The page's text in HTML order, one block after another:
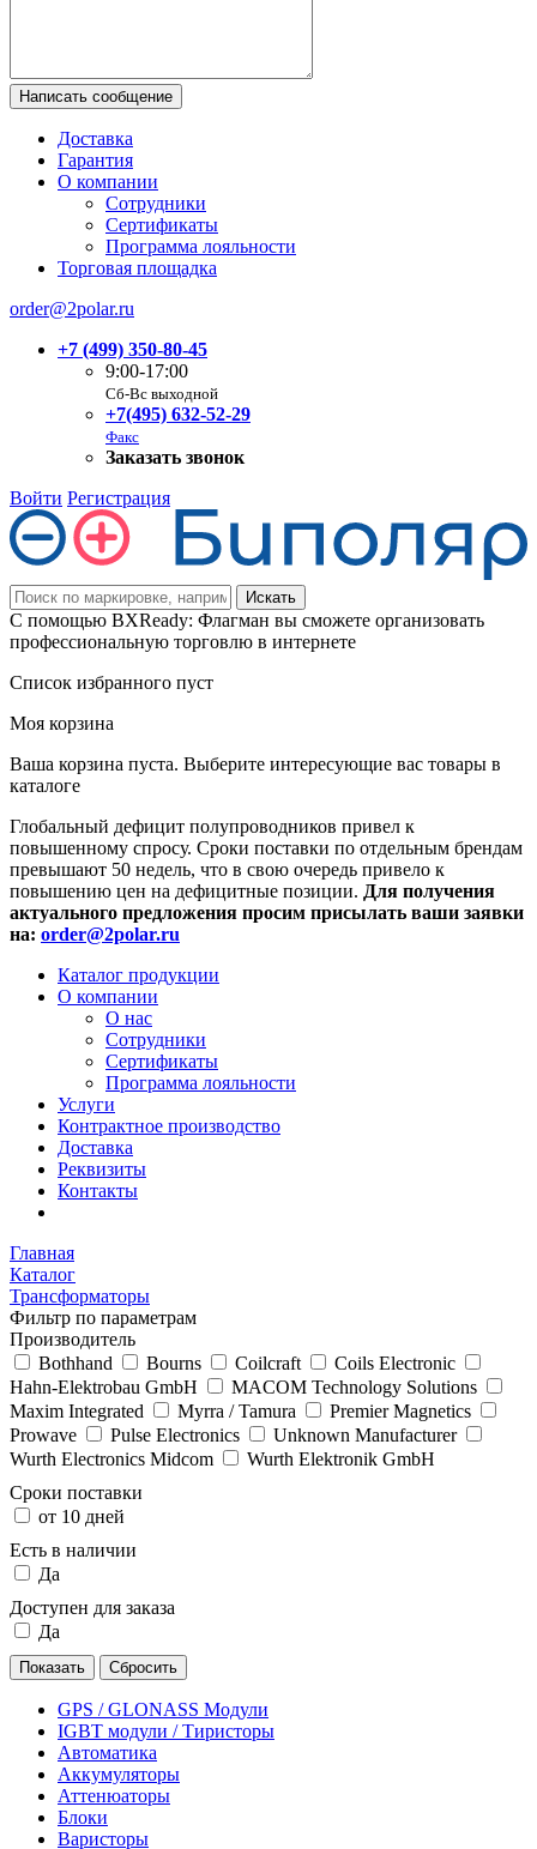
Написать сообщение
Доставка
Гарантия
О компании
Сотрудники
Сертификаты
Программа лояльности
Торговая площадка
order@2polar.ru
+7 (499) 350-80-45
9:00-17:00
Сб-Вс выходной
+7(495) 632-52-29
Факс
Заказать звонок
Войти Регистрация
С помощью BXReady: Флагман вы сможете организовать
профессиональную торговлю в интернете
Список избранного пуст
Моя корзина
Ваша корзина пуста. Выберите интересующие вас товары в
каталоге
Глобальный дефицит полупроводников привел к
повышенному спросу. Сроки поставки по отдельным брендам
превышают 50 недель, что в свою очередь привело к
повышению цен на дефицитные позиции. Для получения
актуального предложения просим присылать ваши заявки
на: order@2polar.ru
Каталог продукции
О компании
О нас
Сотрудники
Сертификаты
Программа лояльности
Услуги
Контрактное производство
Доставка
Реквизиты
Контакты
Главная
Каталог
Трансформаторы
Фильтр по параметрам
Производитель
Bothhand
Bourns Coilcraft
Coils Electronic
Hahn-Elektrobau GmbH
MACOM Technology Solutions
Maxim Integrated
Myrra / Tamura
Premier Magnetics
Prowave
Pulse Electronics
Unknown Manufacturer
Wurth Electronics Midcom
Wurth Elektronik GmbH
Сроки поставки
от 10 дней
Есть в наличии
Да
Доступен для заказа
Да
GPS / GLONASS Модули
IGBT модули / Тиристоры
Автоматика
Аккумуляторы
Аттенюаторы
Блоки
Варисторы